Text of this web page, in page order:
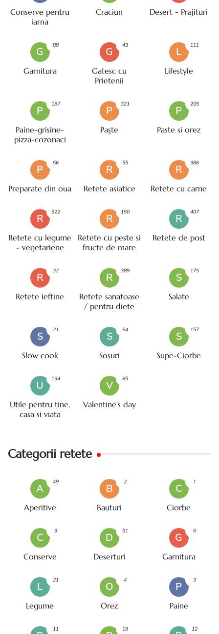
Conserve pentru
iarna
Craciun Desert - Prajituri
G
Garnitura
88
G
Gatesc cu
Prietenii
43
L
Lifestyle
111
P
Paine-grisine-
pizza-cozonaci
187
P
Paşte
321
P
Paste si orez
205
P
Preparate din oua
56
R
Retete asiatice
55
R
Retete cu carne
386
R
Retete cu legume
- vegetariene
522
R
Retete cu peste si
fructe de mare
150
R
Retete de post
407
R
Retete ieftine
32
R
Retete sanatoase
/ pentru diete
389
S
Salate
175
S
Slow cook
21
S
Sosuri
64
S
Supe-Ciorbe
157
U
Utile pentru tine,
casa si viata
134
V
Valentine's day
85
Categorii retete
A
Aperitive
49
B
Bauturi
2
C
Ciorbe
1
C
Conserve
9
D
Deserturi
51
G
Garnitura
6
L
Legume
21
O
Orez
4
P
Paine
3
11 18 12